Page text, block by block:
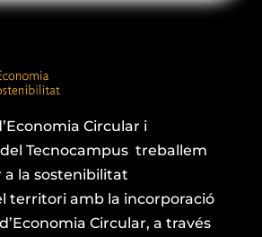
Circular i
Tecnocampus treballem
la sostenibilitat
territori amb la incorporació
Circular, a través